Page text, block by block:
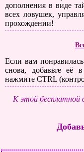
дополнения в виде
всех ловушек,
прохождении!
Если вам
снова, добавьте её
нажмите CTRL
К этой бесплатной